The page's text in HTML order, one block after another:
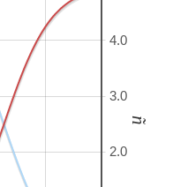
2.0
3.0
4.0
ñ